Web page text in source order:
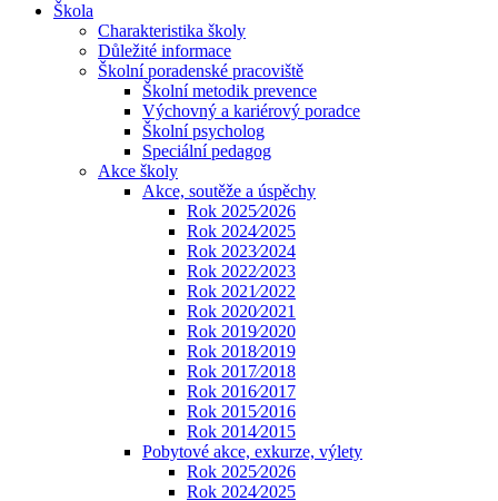
Škola
Charakteristika školy
Důležité informace
Školní poradenské pracoviště
Školní metodik prevence
Výchovný a kariérový poradce
Školní psycholog
Speciální pedagog
Akce školy
Akce, soutěže a úspěchy
Rok 2025⁄2026
Rok 2024⁄2025
Rok 2023⁄2024
Rok 2022⁄2023
Rok 2021⁄2022
Rok 2020⁄2021
Rok 2019⁄2020
Rok 2018⁄2019
Rok 2017⁄2018
Rok 2016⁄2017
Rok 2015⁄2016
Rok 2014⁄2015
Pobytové akce, exkurze, výlety
Rok 2025⁄2026
Rok 2024⁄2025